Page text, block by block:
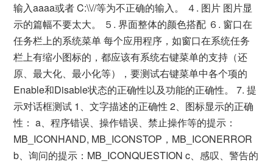
输入aaaa或者 C:\\//等为不正确的输入。 ４. 图片 图片显
示的篇幅不要太大。 ５. 界面整体的颜色搭配 ６. 窗口在
任务栏上的系统菜单 每个应用程序，如窗口在系统任务
栏上有缩小图标的，都应该有系统右键菜单的支持（还
原、最大化、最小化等），要测试右键菜单中各个项的
Enable和Disable状态的正确性以及功能的正确性。 7. 提
示对话框测试 1、文字描述的正确性 2、图标显示的正确
性： a、程序错误、操作错误、禁止操作等的提示：
MB_ICONHAND, MB_ICONSTOP，MB_ICONERROR
b、询问的提示：MB_ICONQUESTION c、感叹、警告的